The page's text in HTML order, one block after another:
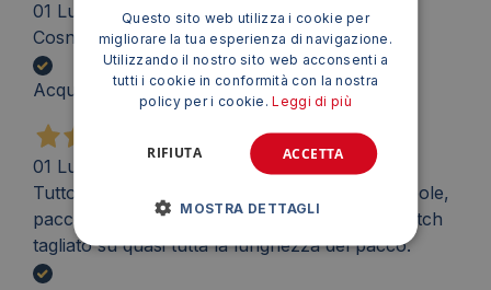
01 Luglio 2026
Cosnegna puntuale, tutto ok consigliato
Acquirente verificato
01 Luglio 2026
Tutto perfetto, tranno l'imballagio. Scotch debole,
pacco arrivato in perfetto stato ma con lo scotch
tagliato su quasi tutta la lunghezza del pacco.
Questo sito web utilizza i cookie per
migliorare la tua esperienza di navigazione.
Utilizzando il nostro sito web acconsenti a
tutti i cookie in conformità con la nostra
policy per i cookie.Leggi di più
ACCETTA
RIFIUTA
MOSTRA DETTAGLI